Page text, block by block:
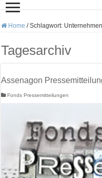
Home / Schlagwort:
Tagesarchiv
Assenagon
Fonds Pressemitteilungen